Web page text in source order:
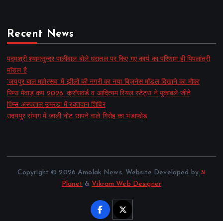
Recent News
पद्मश्री श्यामसुन्दर पालीवाल बोले धरातल पर किए गए कार्य का परिणाम ही पिपलांत्री
मॉडल है
‘जयपुर बाल महोत्सव’ में झीलों की नगरी का नया बिज़नेस मॉडल दिखाने का मौका
पिम्स मेवाड़ कप 2026: क्रॉसवर्ड व आदित्यम रियल स्टेट्स ने मुकाबले जीते
पिम्स अस्पताल उमरडा में रक्तदान शिविर
उदयपुर संभाग में जाली नोट छापने वाले गिरोह का भंडाफोड़
Copyright © 2026 Amolak News. Website Developed by 3i
Planet & Vikram Web Designer